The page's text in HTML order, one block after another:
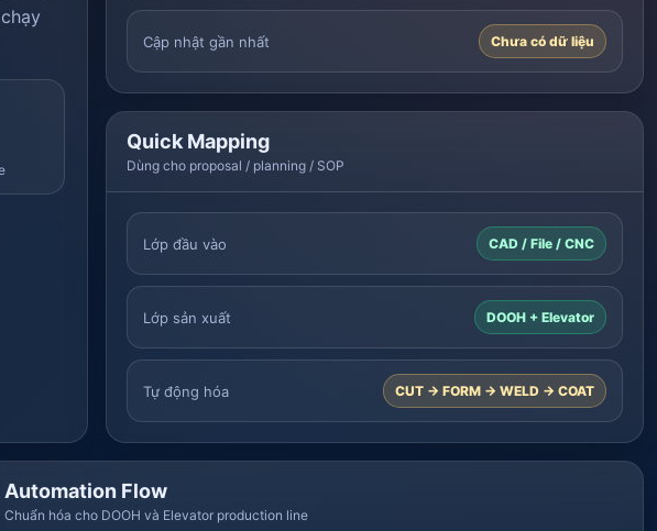
Cập nhật gần nhất Chưa có dữ liệu
Quick Mapping
Dùng cho proposal / planning / SOP
Lớp đầu vào CAD / File / CNC
Lớp sản xuất DOOH + Elevator
Tự động hóa CUT → FORM → WELD → COAT
Automation Flow
Chuẩn hóa cho DOOH và Elevator production line